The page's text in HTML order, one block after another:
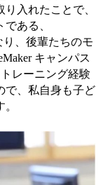
入れたことで、
ある、
り、後輩たちのモ
キャンパス
レーニング経験
で、私自身も子ど